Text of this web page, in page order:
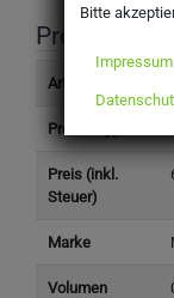
Artikelnummer
Produkttyp
Preis (inkl.
Steuer)
Marke
Volumen
Bitte
Impressum